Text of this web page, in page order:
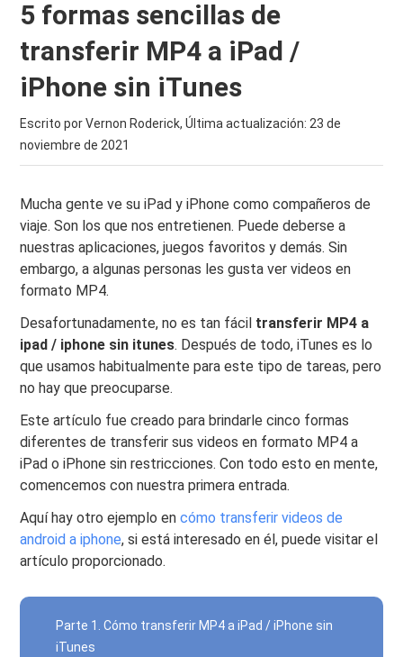
5 formas sencillas de
transferir MP4 a iPad /
iPhone sin iTunes
Escrito por Vernon Roderick, Última actualización: 23 de
noviembre de 2021
Mucha gente ve su iPad y iPhone como compañeros de
viaje. Son los que nos entretienen. Puede deberse a
nuestras aplicaciones, juegos favoritos y demás. Sin
embargo, a algunas personas les gusta ver videos en
formato MP4.
Desafortunadamente, no es tan fácil transferir MP4 a
ipad / iphone sin itunes. Después de todo, iTunes es lo
que usamos habitualmente para este tipo de tareas, pero
no hay que preocuparse.
Este artículo fue creado para brindarle cinco formas
diferentes de transferir sus videos en formato MP4 a
iPad o iPhone sin restricciones. Con todo esto en mente,
comencemos con nuestra primera entrada.
Aquí hay otro ejemplo encómo transferir videos de
android a iphone, si está interesado en él, puede visitar el
artículo proporcionado.
Parte 1. Cómo transferir MP4 a iPad / iPhone sin
iTunes